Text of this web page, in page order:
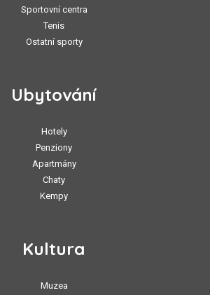
Sportovní centra
Tenis
Ostatní sporty
Ubytování
Hotely
Penziony
Apartmány
Chaty
Kempy
Kultura
Muzea